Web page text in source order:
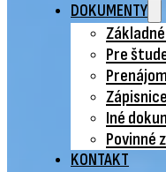
DOKUMENTY
Pre
Prenájom
Zápisnice
Iné
Povinné
KONTAKT